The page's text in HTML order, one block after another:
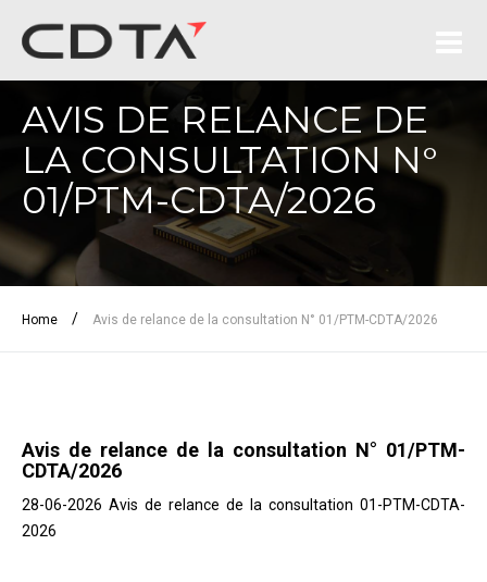
AVIS DE RELANCE DE
LA CONSULTATION N°
01/PTM-CDTA/2026
Home / Avis de relance de la consultation N° 01/PTM-CDTA/2026
Avis de relance de la consultation N° 01/PTM-
CDTA/2026
28-06-2026 Avis de relance de la consultation 01-PTM-CDTA-
2026